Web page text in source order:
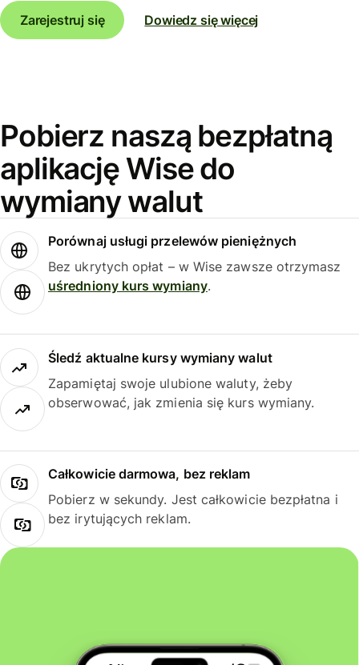
Zarejestruj się
Dowiedz się więcej
Pobierz naszą bezpłatną
aplikację Wise do
wymiany walut
Porównaj usługi przelewów pieniężnych
Bez ukrytych opłat – w Wise zawsze otrzymasz
uśredniony kurs wymiany.
Śledź aktualne kursy wymiany walut
Zapamiętaj swoje ulubione waluty, żeby
obserwować, jak zmienia się kurs wymiany.
Całkowicie darmowa, bez reklam
Pobierz w sekundy. Jest całkowicie bezpłatna i
bez irytujących reklam.